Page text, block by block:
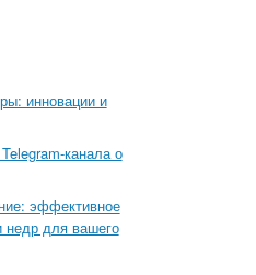
инновации и
канала о
эффективное
недр для вашего